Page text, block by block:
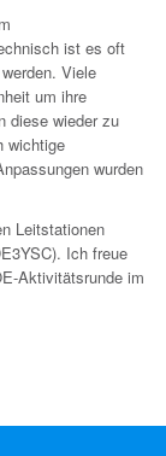
ist es oft
Viele
um ihre
diese wieder zu
wichtige
wurden
Leitstationen
Ich freue
Aktivitätsrunde im